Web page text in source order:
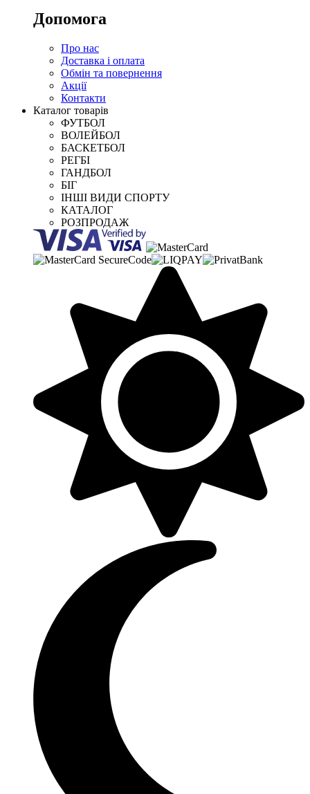
Допомога
Про нас
Доставка і оплата
Обмін та повернення
Акції
Контакти
Каталог товарів
ФУТБОЛ
ВОЛЕЙБОЛ
БАСКЕТБОЛ
РЕГБІ
ГАНДБОЛ
БІГ
ІНШІ ВИДИ СПОРТУ
КАТАЛОГ
РОЗПРОДАЖ